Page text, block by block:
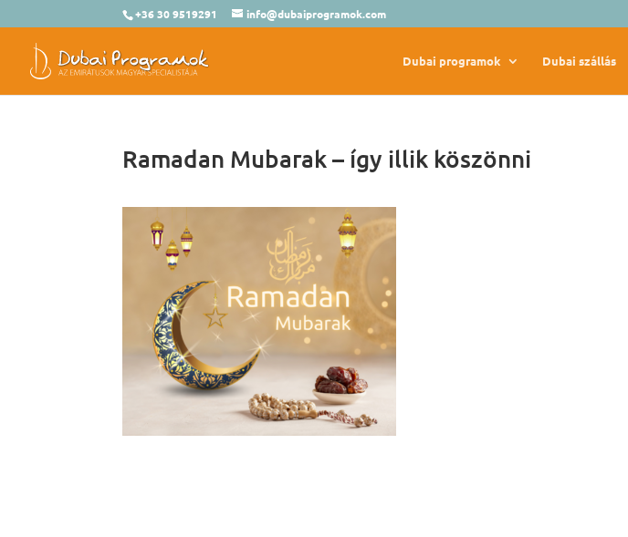
+36 30 9519291 info@dubaiprogramok.com
Dubai programok Dubai szállás
Ramadan Mubarak – így illik köszönni